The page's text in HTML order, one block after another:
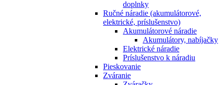
doplnky
Ručné náradie (akumulátorové,
elektrické, príslušenstvo)
Akumulátorové náradie
Akumulátory, nabíjačky
Elektrické náradie
Príslušenstvo k náradiu
Pieskovanie
Zváranie